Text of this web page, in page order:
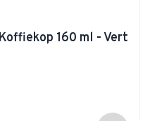
160 ml - Vert